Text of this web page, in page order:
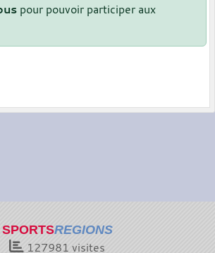
pour pouvoir participer aux
SPORTSREGIONS
127981 visites